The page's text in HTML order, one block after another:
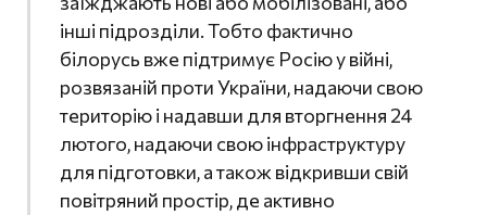
інші підрозділи. Тобто фактично
білорусь вже підтримує Росію у війні,
розвязаній проти України, надаючи свою
територію і надавши для вторгнення 24
лютого, надаючи свою інфраструктуру
для підготовки, а також відкривши свій
повітряний простір, де активно